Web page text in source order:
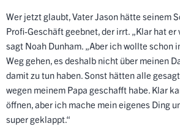
Wer jetzt glaubt, Vater Jason hätte seinem
Profi-Geschäft geebnet, der irrt. „Klar hat er
sagt Noah Dunham. „Aber ich wollte schon
Weg gehen, es deshalb nicht über meinen
damit zu tun haben. Sonst hätten alle
wegen meinem Papa geschafft habe. Klar
öffnen, aber ich mache mein eigenes Ding
super geklappt.“